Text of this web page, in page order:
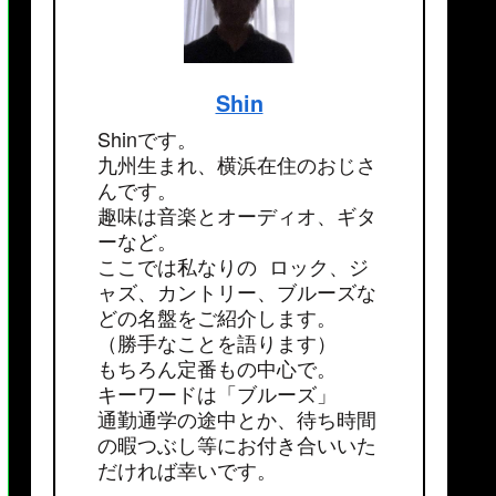
Shin
Shinです。
九州生まれ、横浜在住のおじさ
んです。
趣味は音楽とオーディオ、ギタ
ーなど。
ここでは私なりの ロック、ジ
ャズ、カントリー、ブルーズな
どの名盤をご紹介します。
（勝手なことを語ります）
もちろん定番もの中心で。
キーワードは「ブルーズ」
通勤通学の途中とか、待ち時間
の暇つぶし等にお付き合いいた
だければ幸いです。